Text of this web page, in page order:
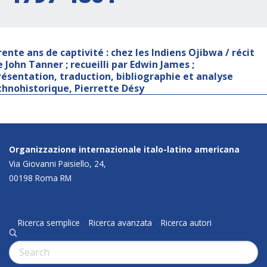
ans de captivité : chez les Indiens Ojibwa / récit
John Tanner ; recueilli par Edwin James ;
traduction, bibliographie et analyse
Pierrette Désy
Organizzazione internazionale italo-latino americana
Via Giovanni Paisiello, 24,
00198 Roma RM
Ricerca semplice Ricerca avanzata Ricerca autori
q
Cerca: